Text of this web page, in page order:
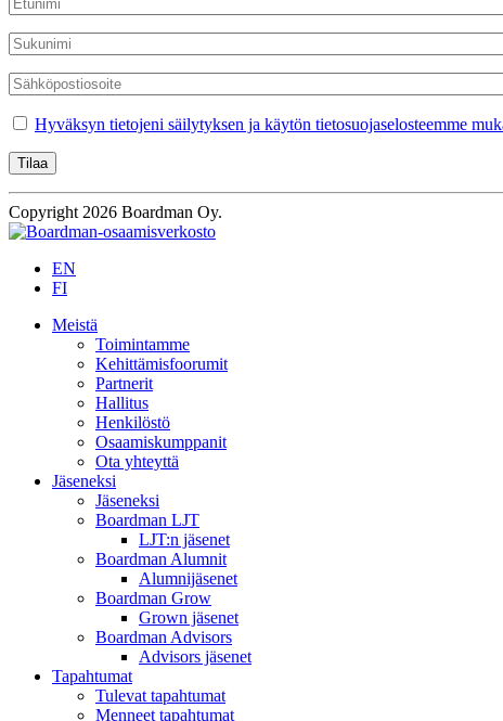
Hyväksyn tietojeni säilytyksen ja käytön tietosuojaselosteemme
Copyright 2026 Boardman Oy.
EN
FI
Meistä
Toimintamme
Kehittämisfoorumit
Partnerit
Hallitus
Henkilöstö
Osaamiskumppanit
Ota yhteyttä
Jäseneksi
Jäseneksi
Boardman LJT
LJT:n jäsenet
Boardman Alumnit
Alumnijäsenet
Boardman Grow
Grown jäsenet
Boardman Advisors
Advisors jäsenet
Tapahtumat
Tulevat tapahtumat
Menneet tapahtumat